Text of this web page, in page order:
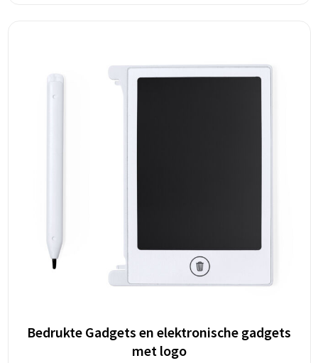
Bedrukte Gadgets en elektronische gadgets
met logo